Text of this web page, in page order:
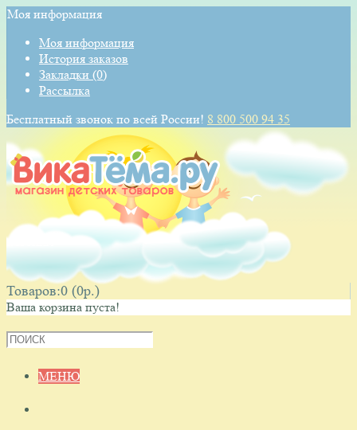
Моя информация
Моя информация
История заказов
Закладки (0)
Рассылка
Бесплатный звонок по всей России! 8 800 500 94 35
Товаров:0 (0p.)
Ваша корзина пуста!
МЕНЮ